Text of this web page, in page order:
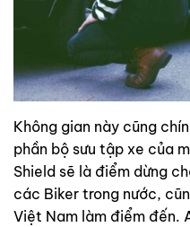
Không gian này cũng
phần bộ sưu tập xe của
Shield sẽ là điểm dừng
các Biker trong nước,
Việt Nam làm điểm đến.